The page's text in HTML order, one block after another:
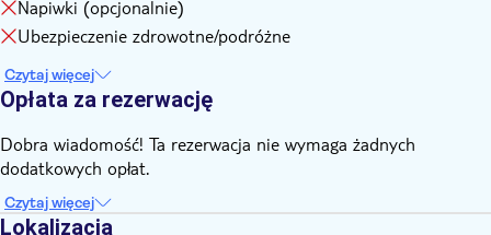
Napiwki (opcjonalnie)
Ubezpieczenie zdrowotne/podróżne
Czytaj więcej
Opłata za rezerwację
Dobra wiadomość! Ta rezerwacja nie wymaga żadnych
dodatkowych opłat.
Czytaj więcej
Lokalizacja